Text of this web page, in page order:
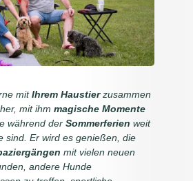
mitIhrem Haustierzusammen
mit ihm magische Momente
während der Sommerferien weit
sind. Er wird es genießen, die
mit vielen neuen
andere Hunde